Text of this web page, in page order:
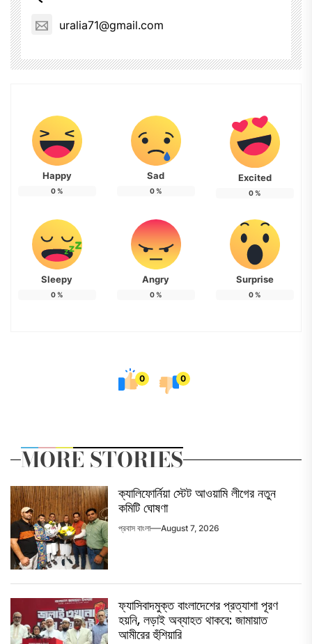
uralia71@gmail.com
Happy
0%
Sad
0%
Excited
0%
Sleepy
0%
Angry
0%
Surprise
0%
0 0
MORE STORIES
ক্যালিফোর্নিয়া স্টেট আওয়ামি লীগের নতুন
কমিটি ঘোষণা
প্রবাস বাংলা August 7, 2026
ফ্যাসিবাদমুক্ত বাংলাদেশের প্রত্যাশা পূরণ
হয়নি, লড়াই অব্যাহত থাকবে: জামায়াত
আমীরের হুঁশিয়ারি